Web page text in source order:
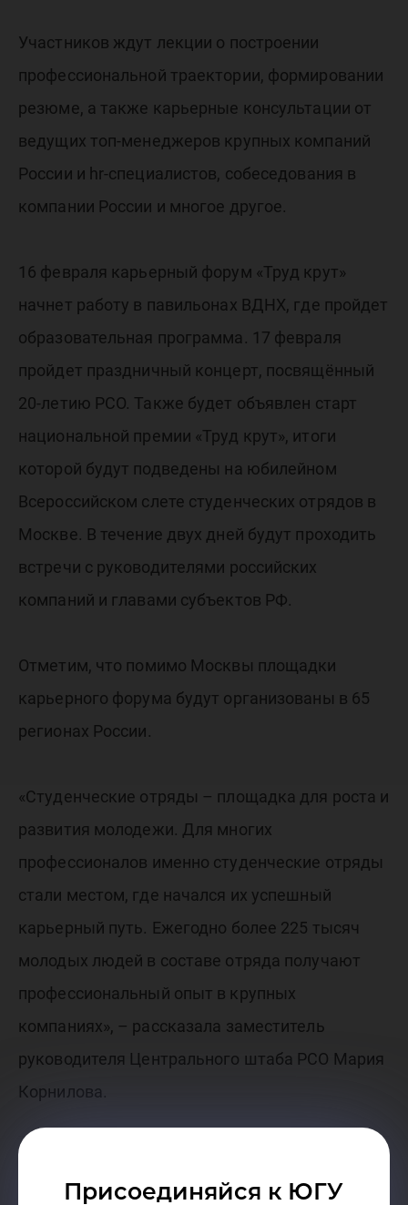
Присоединяйся к ЮГУ
Участников ждут лекции о построении
профессиональной траектории, формировании
резюме, а также карьерные консультации от
ведущих топ-менеджеров крупных компаний
России и hr-специалистов, собеседования в
компании России и многое другое.
16 февраля карьерный форум «Труд крут»
начнет работу в павильонах ВДНХ, где пройдет
образовательная программа. 17 февраля
пройдет праздничный концерт, посвящённый
20-летию РСО. Также будет объявлен старт
национальной премии «Труд крут», итоги
которой будут подведены на юбилейном
Всероссийском слете студенческих отрядов в
Москве. В течение двух дней будут проходить
встречи с руководителями российских
компаний и главами субъектов РФ.
Отметим, что помимо Москвы площадки
карьерного форума будут организованы в 65
регионах России.
«Студенческие отряды – площадка для роста и
развития молодежи. Для многих
профессионалов именно студенческие отряды
стали местом, где начался их успешный
карьерный путь. Ежегодно более 225 тысяч
молодых людей в составе отряда получают
профессиональный опыт в крупных
компаниях», – рассказала заместитель
руководителя Центрального штаба РСО Мария
Корнилова.